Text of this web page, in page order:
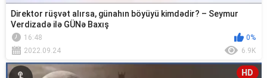
Direktor rüşvət alırsa, günahın böyüyü kimdədir? – Seymur
Verdizadə ilə GÜNə Baxış
16:48
0%
2022.09.24
6.9K
HD